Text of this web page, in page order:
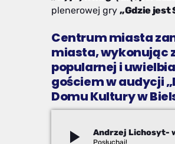
plenerowej gry „Gdzie jest
Centrum miasta
miasta, wykonując
popularnej i
gościem w audycji
Domu Kultury w
play_arrow